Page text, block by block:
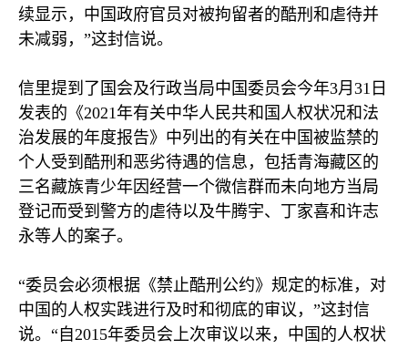
续显示，中国政府官员对被拘留者的酷刑和虐待并
未减弱，”这封信说。
信里提到了国会及行政当局中国委员会今年3月 31 日
发表的《2021年有关中华人民共和国人权状况和法
治发展的年度报告》中列出的有关在中国被监禁的
个人受到酷刑和恶劣待遇的信息，包括青海藏区的
三名藏族青少年因经营一个微信群而未向地方当局
登记而受到警方的虐待以及牛腾宇、丁家喜和许志
永等人的案子。
“委员会必须根据《禁止酷刑公约》规定的标准，对
中国的人权实践进行及时和彻底的审议，”这封信
说。“自 2015年委员会上次审议以来，中国的人权状